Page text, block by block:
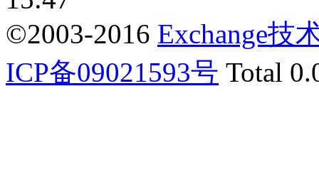
©2003-2016 Exchange技
ICP备09021593号 Total